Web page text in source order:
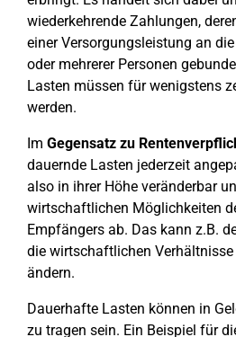
wiederkehrende Zahlungen,
einer Versorgungsleistung an
oder mehrerer Personen
Lasten müssen für wenigstens
werden.
Im Gegensatz zu
dauernde Lasten jederzeit
also in ihrer Höhe veränderbar
wirtschaftlichen Möglichkeiten
Empfängers ab. Das kann z.B.
die wirtschaftlichen Verhältnisse
ändern.
Dauerhafte Lasten können in
zu tragen sein. Ein Beispiel für